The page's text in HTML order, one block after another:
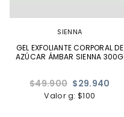
SIENNA
GEL EXFOLIANTE CORPORAL DE
AZÚCAR ÁMBAR SIENNA 300G
Precio
habitual
$49.900 $29.940
Valor g: $100